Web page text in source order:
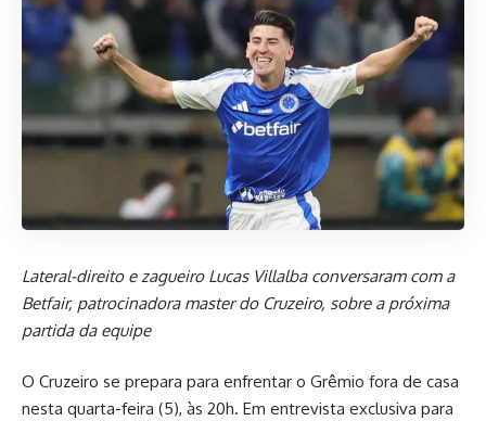
Lateral-direito e zagueiro Lucas Villalba conversaram com a
Betfair, patrocinadora master do Cruzeiro, sobre a próxima
partida da equipe
O Cruzeiro se prepara para enfrentar o Grêmio fora de casa
nesta quarta-feira (5), às 20h. Em entrevista exclusiva para